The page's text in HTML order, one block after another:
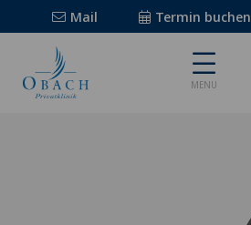
Mail Termin buchen
MENU